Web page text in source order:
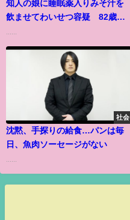
知人の娘に睡眠薬入りみそ汁を
飲ませてわいせつ容疑 82歳男
社会
沈黙、手探りの給食…パンは毎
日、魚肉ソーセージがない